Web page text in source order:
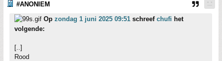
#ANONIEM
Op zondag 1 juni 2025 09:51 schreef chufi het
volgende:
[..]
Rood